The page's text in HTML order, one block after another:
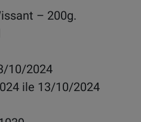
– 200g.
10/2024
ile 13/10/2024